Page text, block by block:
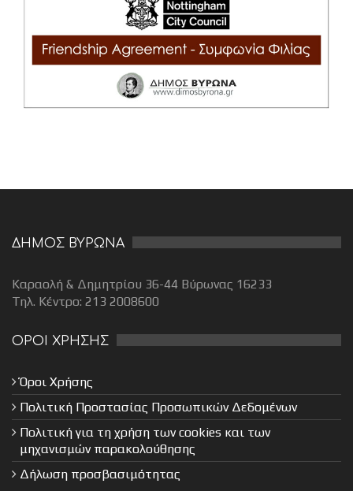
ΔΗΜΟΣ ΒΥΡΩΝΑ
Καραολή & Δημητρίου 36-44 Βύρωνας 16233
Τηλ. Κέντρο: 213 2008600
ΟΡΟΙ ΧΡΗΣΗΣ
Όροι Χρήσης
Πολιτική Προστασίας Προσωπικών Δεδομένων
Πολιτική για τη χρήση των cookies και των
μηχανισμών παρακολούθησης
Δήλωση προσβασιμότητας